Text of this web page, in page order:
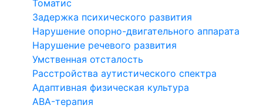
Томатис
Задержка психического развития
Нарушение опорно-двигательного аппарата
Нарушение речевого развития
Умственная отсталость
Расстройства аутистического спектра
Адаптивная физическая культура
ABA-терапия